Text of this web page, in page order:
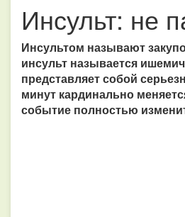
Инсульт: не
Инсультом называют
инсульт называется
представляет собой
минут кардинально
событие полностью